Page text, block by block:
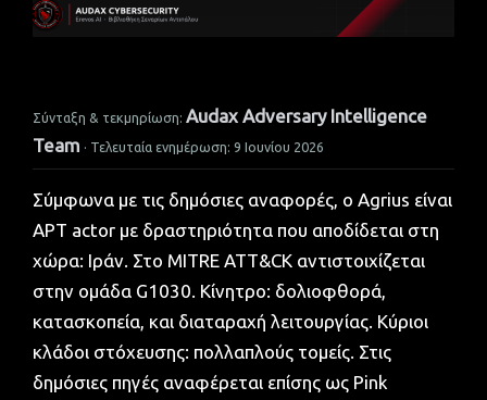
Σύνταξη & τεκμηρίωση: Audax Adversary Intelligence
Team · Τελευταία ενημέρωση: 9 Ιουνίου 2026
Σύμφωνα με τις δημόσιες αναφορές, ο Agrius είναι
APT actor με δραστηριότητα που αποδίδεται στη
χώρα: Ιράν. Στο MITRE ATT&CK αντιστοιχίζεται
στην ομάδα G1030. Κίνητρο: δολιοφθορά,
κατασκοπεία, και διαταραχή λειτουργίας. Κύριοι
κλάδοι στόχευσης: πολλαπλούς τομείς. Στις
δημόσιες πηγές αναφέρεται επίσης ως Pink